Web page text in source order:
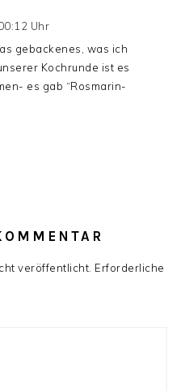
Uhr
gebackenes, was ich
Kochrunde ist es
es gab “Rosmarin-
veröffentlicht. Erforderliche